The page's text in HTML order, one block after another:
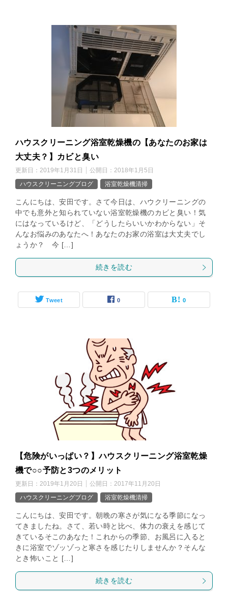
ハウスクリーニング浴室乾燥機の【あなたのお家は
大丈夫？】カビと臭い
更新日： 2019年1月31日 公開日： 2018年1月5日
ハウスクリーニングブログ
浴室乾燥機清掃
こんにちは、安田です。さて今日は、ハウクリーニングの
中でも意外と知られていない浴室乾燥機のカビと臭い！気
にはなっているけど、「どうしたらいいかわからない」そ
んなお悩みのあなたへ！あなたのお家の浴室は大丈夫でし
ょうか？ 今 […]
続きを読む
Tweet 0 0
【危険がいっぱい？】ハウスクリーニング浴室乾燥
機で○○予防と3つのメリット
更新日： 2019年1月20日 公開日： 2017年11月20日
ハウスクリーニングブログ
浴室乾燥機清掃
こんにちは、安田です。朝晩の寒さが気になる季節になっ
てきましたね。さて、若い時と比べ、体力の衰えを感じて
きているそこのあなた！これからの季節、お風呂に入ると
きに浴室でゾッゾっと寒さを感じたりしませんか？そんな
とき怖いこと […]
続きを読む